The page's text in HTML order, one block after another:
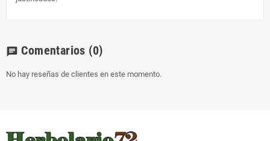
chat Comentarios (0)
No hay reseñas de clientes en este momento.